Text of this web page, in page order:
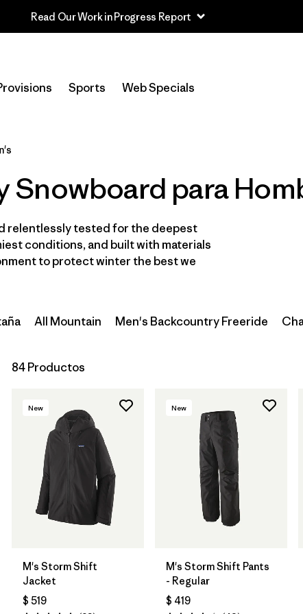
Read Our Work in Progress Report
Sports Web Specials
una tienda
por
por
por
por
Snowboard para
relentlessly tested for the deepest
conditions, and built with materials
to protect winter the best we
All Mountain Men's Backcountry Freeride
84 Productos
New
M's Storm Shift
Jacket
$ 519
New
M's Storm Shift Pants
- Regular
$ 419